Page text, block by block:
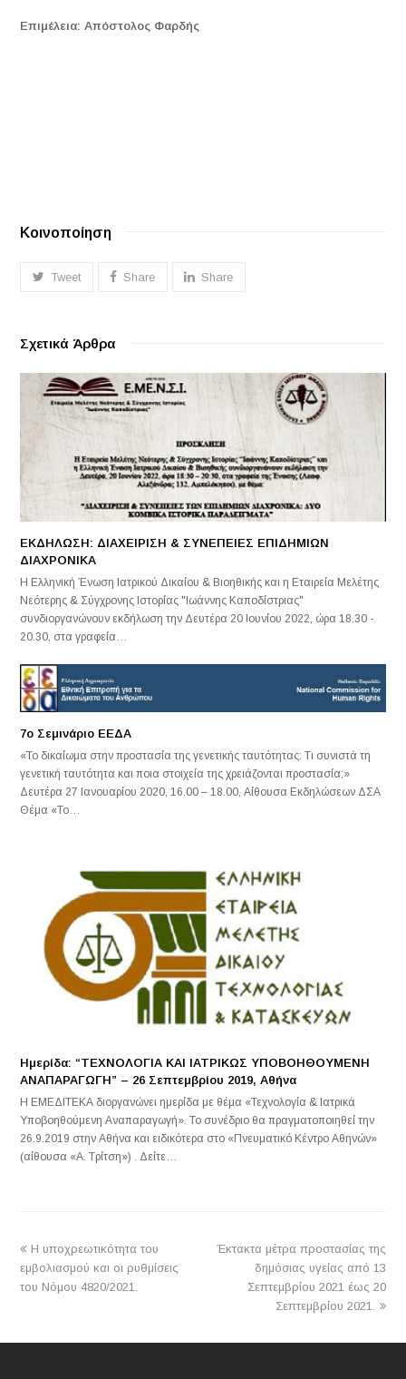
Επιμέλεια: Απόστολος Φαρδής
Κοινοποίηση
Tweet Share Share
Σχετικά Άρθρα
ΕΚΔΗΛΩΣΗ: ΔΙΑΧΕΙΡΙΣΗ & ΣΥΝΕΠΕΙΕΣ ΕΠΙΔΗΜΙΩΝ
ΔΙΑΧΡΟΝΙΚΑ
Η Ελληνική Ένωση Ιατρικού Δικαίου & Βιοηθικής και η Εταιρεία Μελέτης
Νεότερης & Σύγχρονης Ιστορίας "Ιωάννης Καποδίστριας"
συνδιοργανώνουν εκδήλωση την Δευτέρα 20 Ιουνίου 2022, ώρα 18.30 -
20.30, στα γραφεία…
7ο Σεμινάριο ΕΕΔΑ
«Το δικαίωμα στην προστασία της γενετικής ταυτότητας: Τι συνιστά τη
γενετική ταυτότητα και ποια στοιχεία της χρειάζονται προστασία;»
Δευτέρα 27 Ιανουαρίου 2020, 16.00 – 18.00, Αίθουσα Εκδηλώσεων ΔΣΑ
Θέμα «Το…
Ημερίδα: “ΤΕΧΝΟΛΟΓΙΑ ΚΑΙ ΙΑΤΡΙΚΩΣ ΥΠΟΒΟΗΘΟΥΜΕΝΗ
ΑΝΑΠΑΡΑΓΩΓΗ” – 26 Σεπτεμβρίου 2019, Αθήνα
Η ΕΜΕΔΙΤΕΚΑ διοργανώνει ημερίδα με θέμα «Τεχνολογία & Ιατρικά
Υποβοηθούμενη Αναπαραγωγή». Το συνέδριο θα πραγματοποιηθεί την
26.9.2019 στην Αθήνα και ειδικότερα στο «Πνευματικό Κέντρο Αθηνών»
(αίθουσα «Α. Τρίτση») . Δείτε…
previous
post:
H υποχρεωτικότητα του
εμβολιασμού και οι ρυθμίσεις
του Nόμου 4820/2021.
next
Έκτακτα μέτρα προστασίας της
δημόσιας υγείας από 13
Σεπτεμβρίου 2021 έως 20
Σεπτεμβρίου 2021.